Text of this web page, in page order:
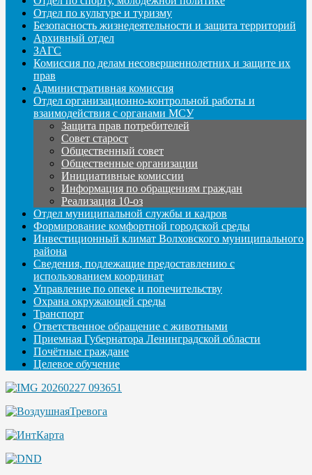
Отдел по культуре и туризму
Безопасность жизнедеятельности и защита территорий
Архивный отдел
ЗАГС
Комиссия по делам несовершеннолетних и защите их
прав
Административная комиссия
Отдел организационно-контрольной работы и
взаимодействия с органами МСУ
Защита прав потребителей
Совет старост
Общественный совет
Общественные организации
Инициативные комиссии
Информация по обращениям граждан
Реализация 10-оз
Отдел муниципальной службы и кадров
Формирование комфортной городской среды
Инвестиционный климат Волховского муниципального
района
Сведения, подлежащие предоставлению с
использованием координат
Управление по опеке и попечительству
Охрана окружающей среды
Транспорт
Ответственное обращение с животными
Приемная Губернатора Ленинградской области
Почётные граждане
Целевое обучение